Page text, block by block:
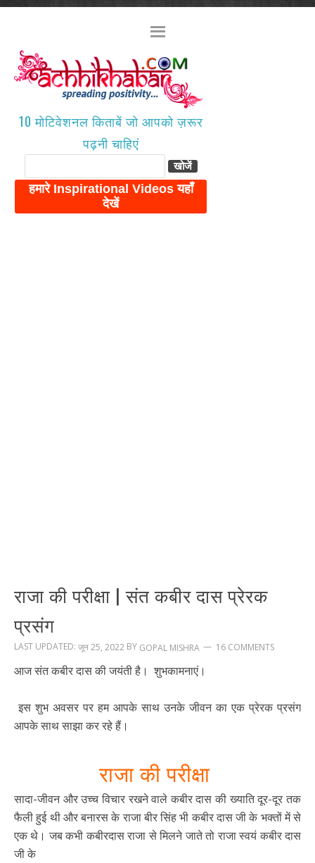
10 मोटिवेशनल किताबें जो आपको ज़रूर
पढ़नी चाहिएं
राजा की परीक्षा | संत कबीर दास प्रेरक
प्रसंग
LAST UPDATED: जून 25, 2022 BY GOPAL MISHRA 16 COMMENTS
आज संत कबीर दास की जयंती है। शुभकामनाएं।
इस शुभ अवसर पर हम आपके साथ उनके जीवन का एक प्रेरक प्रसंग
आपके साथ साझा कर रहे हैं।
राजा की परीक्षा
सादा-जीवन और उच्च विचार रखने वाले कबीर दास की ख्याति दूर-दूर तक
फैली हुई थी और बनारस के राजा बीर सिंह भी कबीर दास जी के भक्तों में से
एक थे। जब कभी कबीरदास राजा से मिलने जाते तो राजा स्वयं कबीर दास
जी के